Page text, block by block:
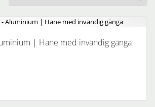
| Hane med invändig gänga